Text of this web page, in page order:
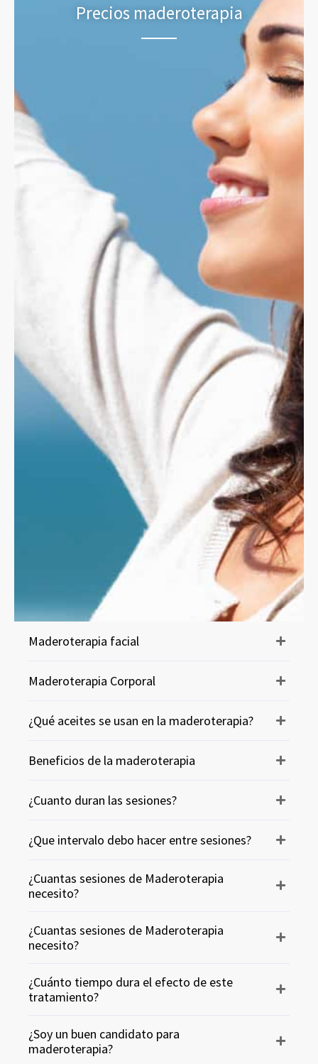
Precios maderoterapia
Maderoterapia facial
Maderoterapia Corporal
¿Qué aceites se usan en la maderoterapia?
Beneficios de la maderoterapia
¿Cuanto duran las sesiones?
¿Que intervalo debo hacer entre sesiones?
¿Cuantas sesiones de Maderoterapia
necesito?
¿Cuantas sesiones de Maderoterapia
necesito?
¿Cuánto tiempo dura el efecto de este
tratamiento?
¿Soy un buen candidato para
maderoterapia?